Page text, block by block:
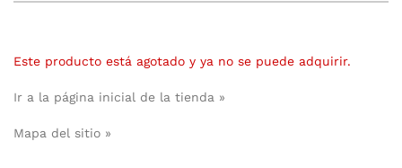
Este producto está agotado y ya no se puede adquirir.
Ir a la página inicial de la tienda »
Mapa del sitio »